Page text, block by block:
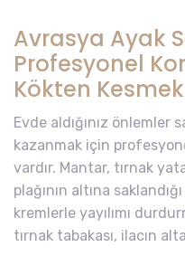
Avrasya Ayak
Profesyonel
Kökten Kesmek
Evde aldığınız önlemler
kazanmak için
vardır. Mantar, tırnak
plağının altına
kremlerle yayılımı
tırnak tabakası, ilacın